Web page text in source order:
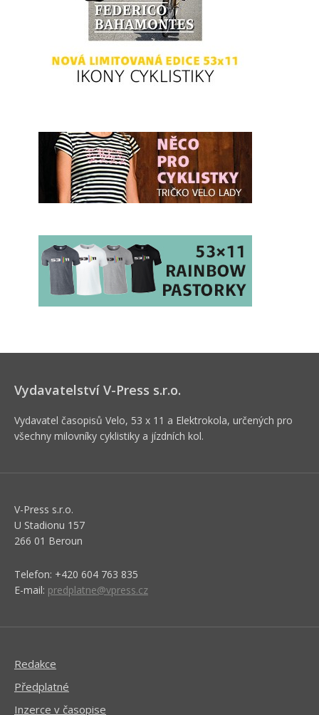
Vydavatelství V-Press s.r.o.
Vydavatel časopisů Velo, 53 x 11 a Elektrokola, určených pro
všechny milovníky cyklistiky a jízdních kol.
V-Press s.r.o.
U Stadionu 157
266 01 Beroun
Telefon: +420 604 763 835
E-mail: predplatne@vpress.cz
Redakce
Předplatné
Inzerce v časopise